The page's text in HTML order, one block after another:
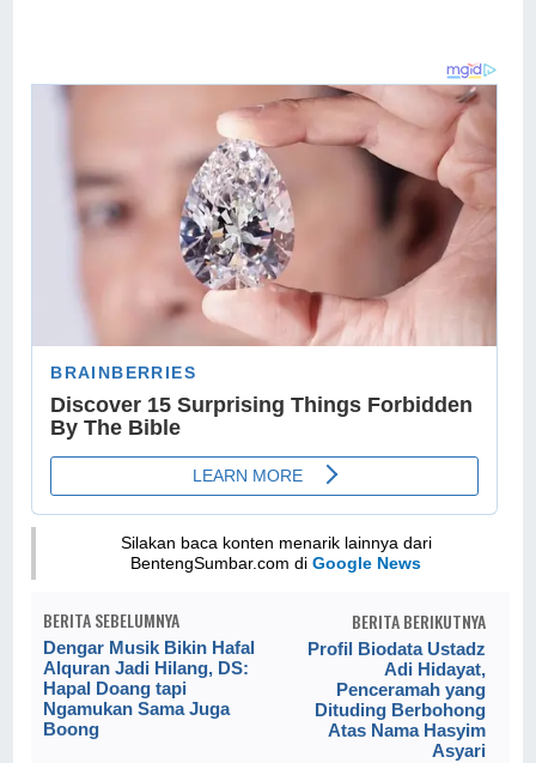
Silakan baca konten menarik lainnya dari
BentengSumbar.com diGoogle News
BERITA SEBELUMNYA
Dengar Musik Bikin Hafal
Alquran Jadi Hilang, DS:
Hapal Doang tapi
Ngamukan Sama Juga
Boong
BERITA BERIKUTNYA
Profil Biodata Ustadz
Adi Hidayat,
Penceramah yang
Dituding Berbohong
Atas Nama Hasyim
Asyari